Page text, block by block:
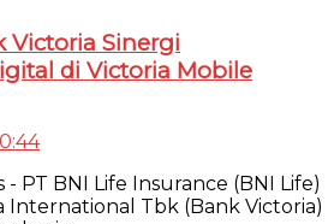
Victoria Sinergi
di Victoria Mobile
- PT BNI Life Insurance (BNI Life)
International Tbk (Bank Victoria)